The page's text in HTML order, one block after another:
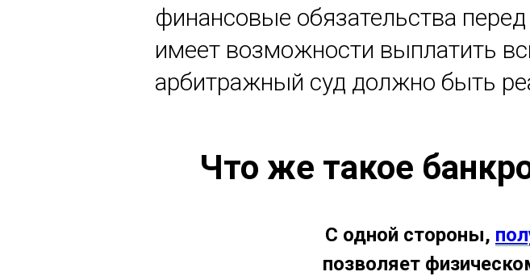
финансовые обязательства
имеет возможности выплатить
арбитражный суд должно быть
Что же такое
С одной стороны,
позволяет